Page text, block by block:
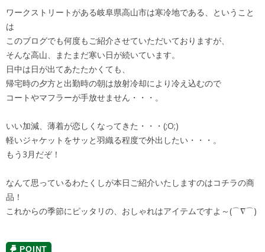
ワークストリートがある岐阜県高山市は寒冷地である、ということ
は
このブログでも何度もご紹介させていただいておりますが、
そんな高山、またまだ寒い日が続いています。
日中は日が出てあたたかくても、
帰宅時の夕方と出勤時の朝は放射冷却により冷え込むので
コートやマフラーが手放せません・・・。
いい加減、薄着が恋しくなってきた・・・(;O;)
軽いジャケットをサッと羽織る程度で外出したい・・・。
もう3月だぞ！
なんて思っているわたくしが本日ご紹介いたしますのはコチラの商
品！
これからの季節にピッタリの、おしゃれはアイテムですよ～(⌒∇⌒)